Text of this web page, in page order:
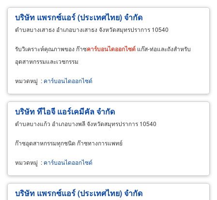
บริษัท แพรกซ์แอร์ (ประเทศไทย) จำกัด
ตำบลบางเสาธง อำเภอบางเสาธง จังหวัดสมุทรปราการ 10540
รับวิเคราะห์คุณภาพของ ก๊าซคาร์บอนไดออกไซด์ แก๊ส-ท่อและถังสำหรับ
อุตสาหกรรมและเวชกรรม
หมวดหมู่ : คาร์บอนไดออกไซด์
บริษัท ทีไอจี แอร์เคมีคัล จำกัด
ตำบลบางแก้ว อำเภอบางพลี จังหวัดสมุทรปราการ 10540
ก๊าซอุตสาหกรรมทุกชนิด ก๊าซทางการแพทย์
หมวดหมู่ : คาร์บอนไดออกไซด์
บริษัท แพรกซ์แอร์ (ประเทศไทย) จำกัด